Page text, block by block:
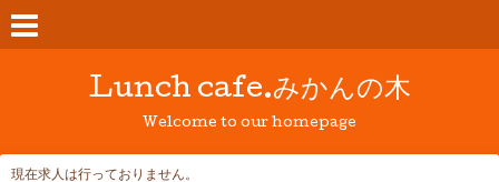
Lunch cafe.みかんの木
Welcome to our homepage
現在求人は行っておりません。